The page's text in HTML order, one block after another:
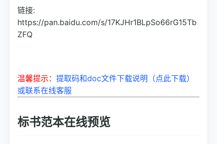
链接:
https://pan.baidu.com/s/17KJHr1BLpSo66rG15Tb
ZFQ
温馨提示： 提取码和doc文件下载说明（点此下载）
或联系在线客服
标书范本在线预览